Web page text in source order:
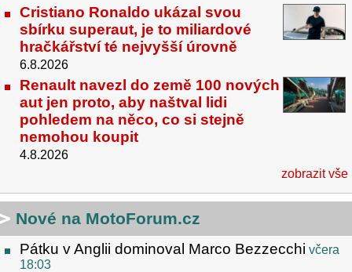
Cristiano Ronaldo ukázal svou
sbírku superaut, je to miliardové
hračkářství té nejvyšší úrovně
6.8.2026
Renault navezl do země 100 nových
aut jen proto, aby naštval lidi
pohledem na něco, co si stejně
nemohou koupit
4.8.2026
zobrazit vše
Nové na MotoForum.cz
Pátku v Anglii dominoval Marco Bezzecchi včera
18:03